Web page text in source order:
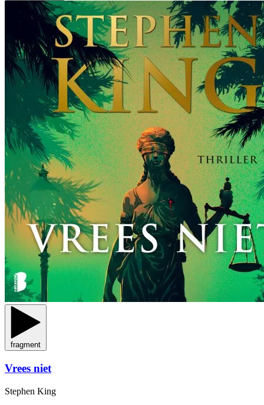
fragment
Vrees niet
Stephen King